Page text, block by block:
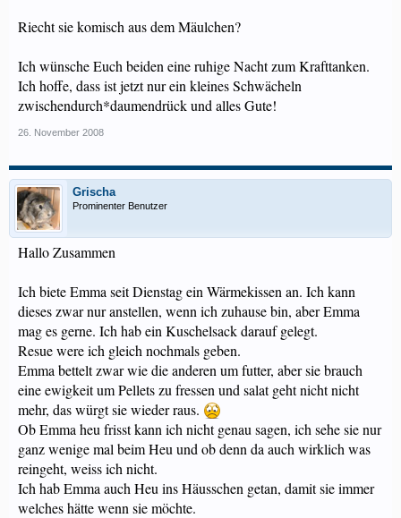
Riecht sie komisch aus dem Mäulchen?
Ich wünsche Euch beiden eine ruhige Nacht zum Krafttanken.
Ich hoffe, dass ist jetzt nur ein kleines Schwächeln
zwischendurch*daumendrück und alles Gute!
26. November 2008
Grischa
Prominenter Benutzer
Hallo Zusammen
Ich biete Emma seit Dienstag ein Wärmekissen an. Ich kann
dieses zwar nur anstellen, wenn ich zuhause bin, aber Emma
mag es gerne. Ich hab ein Kuschelsack darauf gelegt.
Resue were ich gleich nochmals geben.
Emma bettelt zwar wie die anderen um futter, aber sie brauch
eine ewigkeit um Pellets zu fressen und salat geht nicht nicht
mehr, das würgt sie wieder raus.
Ob Emma heu frisst kann ich nicht genau sagen, ich sehe sie nur
ganz wenige mal beim Heu und ob denn da auch wirklich was
reingeht, weiss ich nicht.
Ich hab Emma auch Heu ins Häusschen getan, damit sie immer
welches hätte wenn sie möchte.